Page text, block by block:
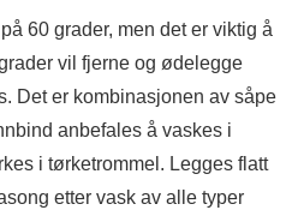
60 grader, men det er viktig å
vil fjerne og ødelegge
Det er kombinasjonen av såpe
anbefales å vaskes i
i tørketrommel. Legges flatt
etter vask av alle typer